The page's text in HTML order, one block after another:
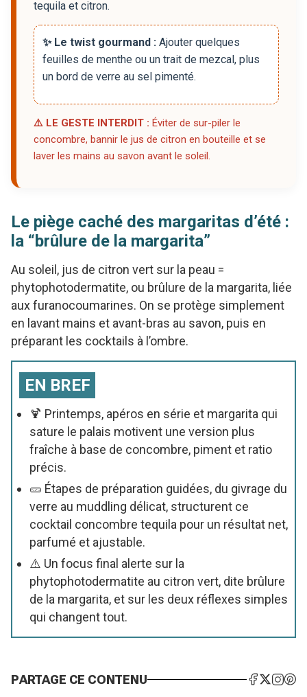
tequila et citron.
✨ Le twist gourmand : Ajouter quelques
feuilles de menthe ou un trait de mezcal, plus
un bord de verre au sel pimenté.
⚠️ LE GESTE INTERDIT : Éviter de sur-piler le
concombre, bannir le jus de citron en bouteille et se
laver les mains au savon avant le soleil.
Le piège caché des margaritas d’été :
la “brûlure de la margarita”
Au soleil, jus de citron vert sur la peau =
phytophotodermatite, ou brûlure de la margarita, liée
aux furanocoumarines. On se protège simplement
en lavant mains et avant-bras au savon, puis en
préparant les cocktails à l’ombre.
EN BREF
🍹 Printemps, apéros en série et margarita qui
sature le palais motivent une version plus
fraîche à base de concombre, piment et ratio
précis.
🥒 Étapes de préparation guidées, du givrage du
verre au muddling délicat, structurent ce
cocktail concombre tequila pour un résultat net,
parfumé et ajustable.
⚠️ Un focus final alerte sur la
phytophotodermatite au citron vert, dite brûlure
de la margarita, et sur les deux réflexes simples
qui changent tout.
PARTAGE CE CONTENU